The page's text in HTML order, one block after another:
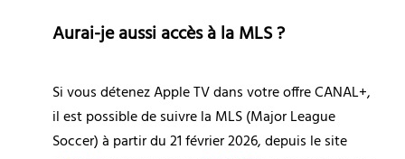
Aurai-je aussi accès à la MLS ?
Si vous détenez Apple TV dans votre offre CANAL+,
il est possible de suivre la MLS (Major League
Soccer) à partir du 21 février 2026, depuis le site